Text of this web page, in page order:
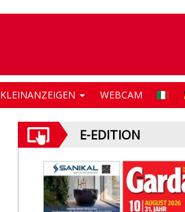
KLEINANZEIGEN WEBCAM
E-EDITION